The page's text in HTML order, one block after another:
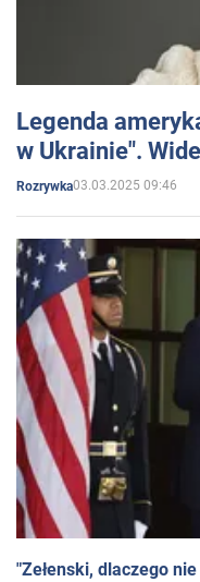
Legenda
w Ukrainie".
Rozrywka03.03.2025 09:46
"Zełenski, dlaczego